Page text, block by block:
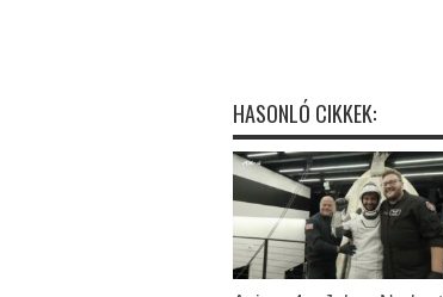
HASONLÓ CIKKEK: